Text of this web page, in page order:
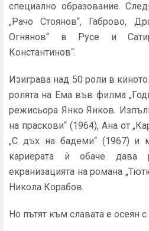
специално образование.
„Рачо Стоянов“, Габрово,
Огнянов“ в Русе и
Константинов“.
Изиграва над 50 роли в
ролята на Ема във филма
режисьора Янко Янков.
на праскови“ (1964), Ана от
„С дъх на бадеми“ (1967) и
кариерата ѝ обаче дава
екранизацията на романа
Никола Корабов.
Но пътят към славата е осеян с